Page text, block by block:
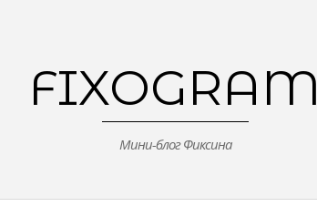
FIXOGRAM
Мини-блог Фиксина